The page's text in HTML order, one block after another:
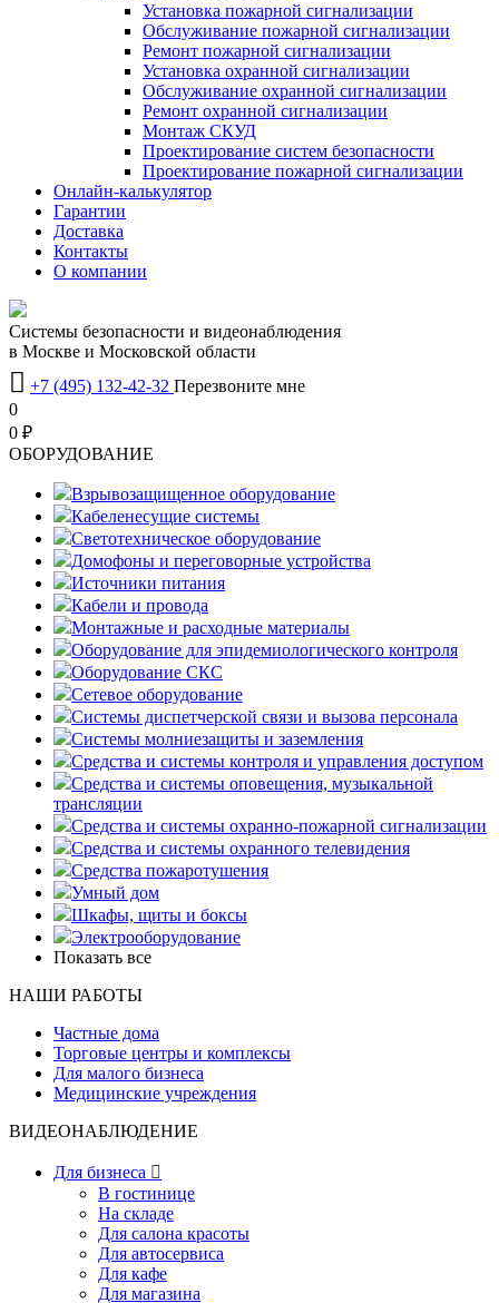
Установка пожарной сигнализации
Обслуживание пожарной сигнализации
Ремонт пожарной сигнализации
Установка охранной сигнализации
Обслуживание охранной сигнализации
Ремонт охранной сигнализации
Монтаж СКУД
Проектирование систем безопасности
Проектирование пожарной сигнализации
Онлайн-калькулятор
Гарантии
Доставка
Контакты
О компании
Системы безопасности и видеонаблюдения
в Москве и Московской области
 +7 (495) 132-42-32 Перезвоните мне
0
0 ₽
OБОРУДОВАНИЕ
Взрывозащищенное оборудование
Кабеленесущие системы
Светотехническое оборудование
Домофоны и переговорные устройства
Источники питания
Кабели и провода
Монтажные и расходные материалы
Оборудование для эпидемиологического контроля
Оборудование СКС
Сетевое оборудование
Системы диспетчерской связи и вызова персонала
Системы молниезащиты и заземления
Средства и системы контроля и управления доступом
Средства и системы оповещения, музыкальной
трансляции
Средства и системы охранно-пожарной сигнализации
Средства и системы охранного телевидения
Средства пожаротушения
Умный дом
Шкафы, щиты и боксы
Электрооборудование
Показать все
НАШИ РАБОТЫ
Частные дома
Торговые центры и комплексы
Для малого бизнеса
Медицинские учреждения
ВИДЕОНАБЛЮДЕНИЕ
Для бизнеса 
В гостинице
На складе
Для салона красоты
Для автосервиса
Для кафе
Для магазина